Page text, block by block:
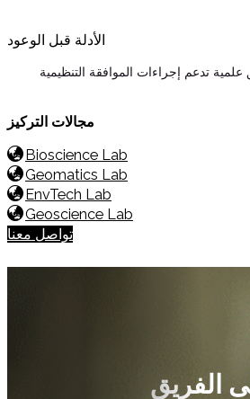
الأدلة قبل الوعود
تدعم إجراءات الموافقة التنظيمية
مجالات التركيز
Bioscience Lab
Geomatics Lab
EnvTech Lab
Geoscience Lab
تواصل معنا
الفريق